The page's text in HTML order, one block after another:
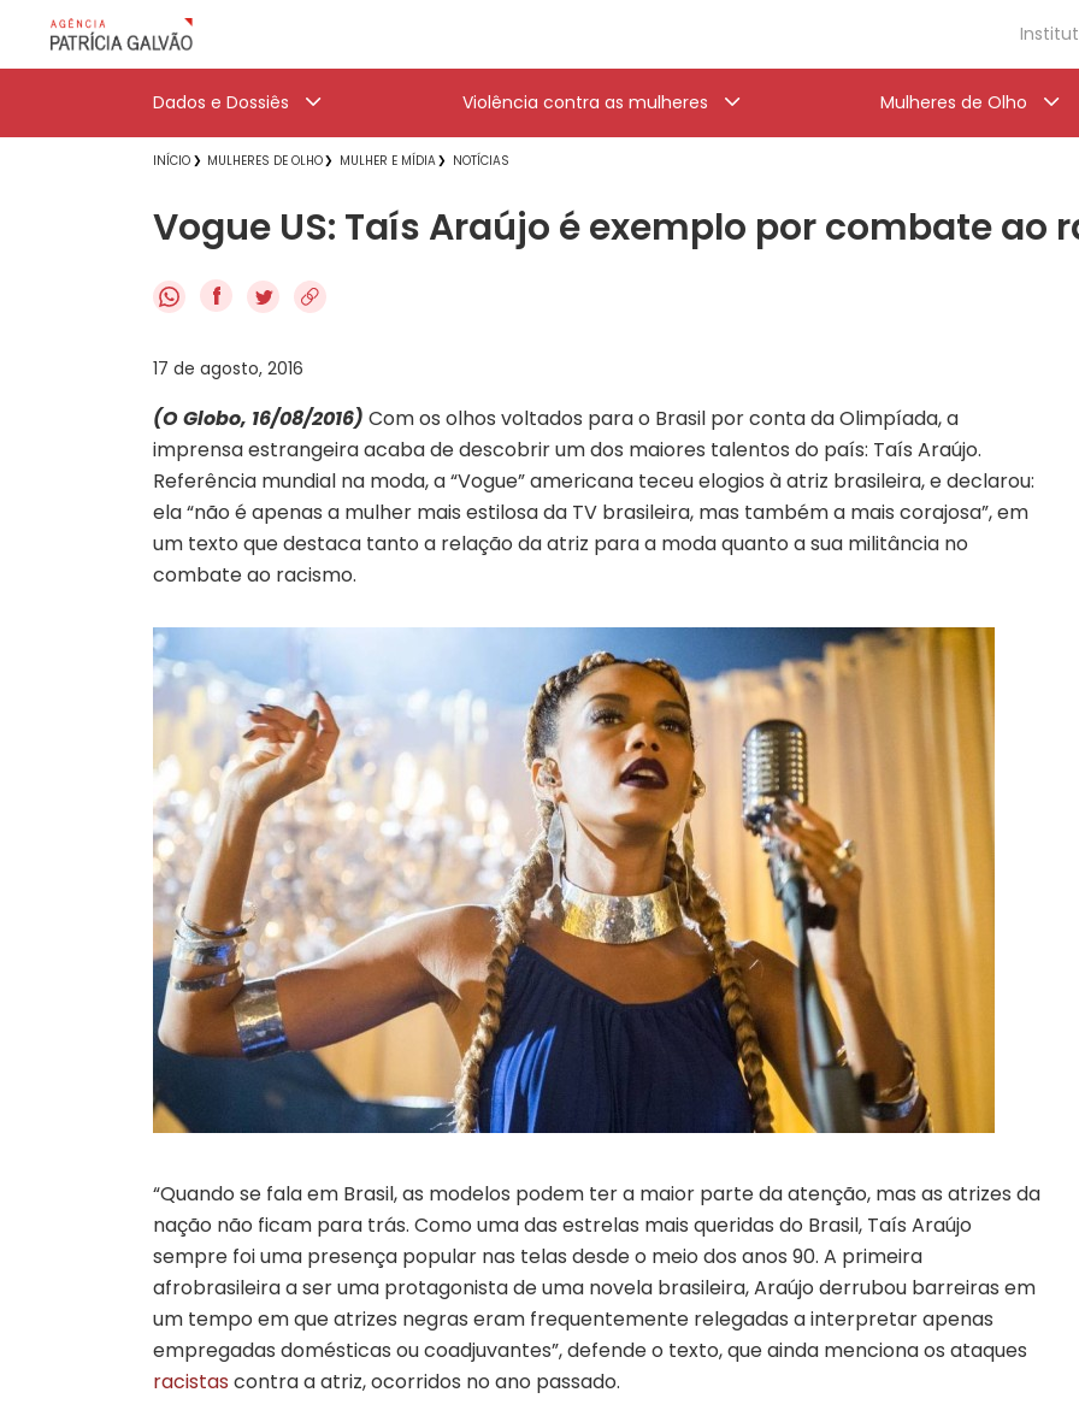
Dados e Dossiês Violência contra as mulheres Mulheres de Olho
INÍCIO MULHERES DE OLHO MULHER E MÍDIA NOTÍCIAS
Vogue US: Taís Araújo é exemplo por combate ao
f
17 de agosto, 2016
(O Globo, 16/08/2016) Com os olhos voltados para o Brasil por conta da Olimpíada, a
imprensa estrangeira acaba de descobrir um dos maiores talentos do país: Taís Araújo.
Referência mundial na moda, a “Vogue” americana teceu elogios à atriz brasileira, e declarou:
ela “não é apenas a mulher mais estilosa da TV brasileira, mas também a mais corajosa”, em
um texto que destaca tanto a relação da atriz para a moda quanto a sua militância no
combate ao racismo.
“Quando se fala em Brasil, as modelos podem ter a maior parte da atenção, mas as atrizes da
nação não ficam para trás. Como uma das estrelas mais queridas do Brasil, Taís Araújo
sempre foi uma presença popular nas telas desde o meio dos anos 90. A primeira
afrobrasileira a ser uma protagonista de uma novela brasileira, Araújo derrubou barreiras em
um tempo em que atrizes negras eram frequentemente relegadas a interpretar apenas
empregadas domésticas ou coadjuvantes”, defende o texto, que ainda menciona os ataques
racistas contra a atriz, ocorridos no ano passado.